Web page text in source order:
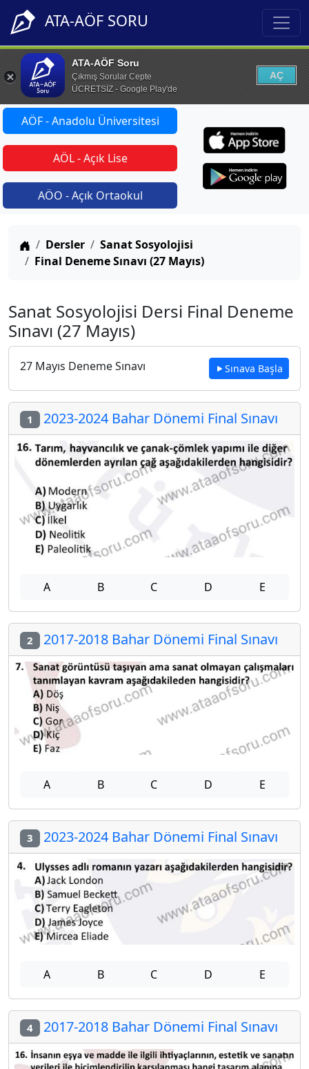
ATA-AÖF SORU
ATA-AÖF Soru
Çıkmış Sorular Cepte
ÜCRETSİZ - Google Play'de
AÇ
AÖF - Anadolu Üniversitesi
AÖL - Açık Lise
AÖO - Açık Ortaokul
Anasayfa
Dersler
Sanat Sosyolojisi
Final Deneme Sınavı (27 Mayıs)
Sanat Sosyolojisi Dersi Final Deneme
Sınavı (27 Mayıs)
27 Mayıs Deneme Sınavı Sınava Başla
1 2023-2024 Bahar Dönemi Final Sınavı
A B C D E
2 2017-2018 Bahar Dönemi Final Sınavı
A B C D E
3 2023-2024 Bahar Dönemi Final Sınavı
A B C D E
4 2017-2018 Bahar Dönemi Final Sınavı